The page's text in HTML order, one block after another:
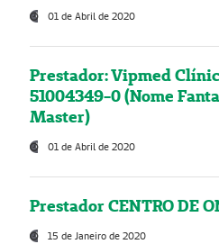
01 de Abril de 2020
Prestador: Vipmed
51004349-0 (Nome
Master)
01 de Abril de 2020
Prestador CENTRO DE
15 de Janeiro de 2020